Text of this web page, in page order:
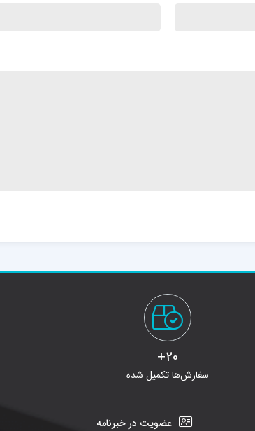
20+
سفارش‌ها تکمیل شده
عضویت در خبرنامه